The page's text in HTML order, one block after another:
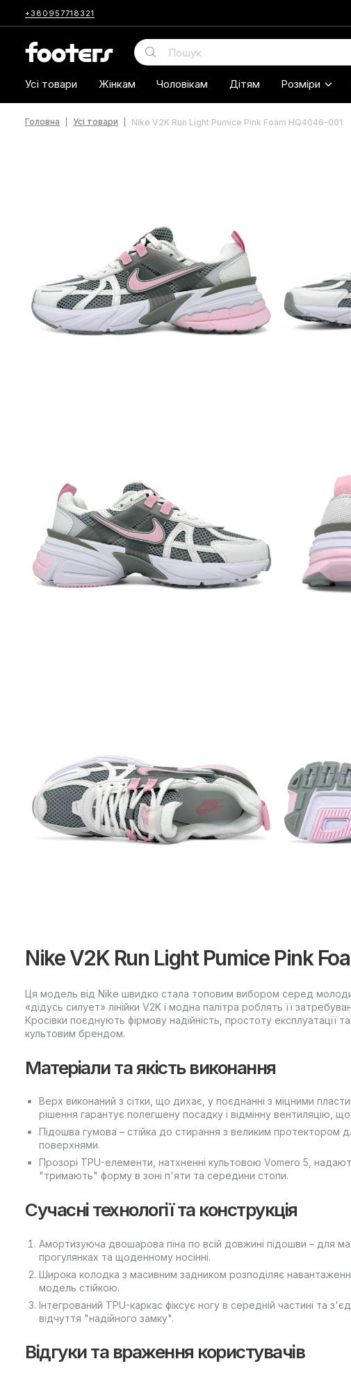
+380957718321
Усі товари Жінкам Чоловікам Дітям Розміри
Головна Усі товари Nike V2K Run Light Pumice Pink Foam HQ4046-001
Nike V2K Run Light Pumice Pink
Ця модель від Nike швидко стала топовим вибором серед
«дідусь силует» лінійки V2K і модна палітра роблять її
Кросівки поєднують фірмову надійність, простоту експлуатації
культовим брендом.
Матеріали та якість виконання
Верх виконаний з сітки, що дихає, у поєднанні з міцними
рішення гарантує полегшену посадку і відмінну вентиляцію,
Підошва гумова – стійка до стирання з великим протектором
поверхнями.
Прозорі TPU-елементи, натхненні культовою Vomero 5,
"тримають" форму в зоні п'яти та середини стопи.
Сучасні технології та конструкція
Амортизуюча двошарова піна по всій довжині підошви – для
прогулянках та щоденному носінні.
Широка колодка з масивним задником розподіляє
модель стійкою.
Інтегрований TPU-каркас фіксує ногу в середній частині та
відчуття "надійного замку".
Відгуки та враження користувачів